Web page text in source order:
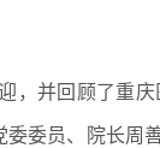
并回顾了重
委员、院长